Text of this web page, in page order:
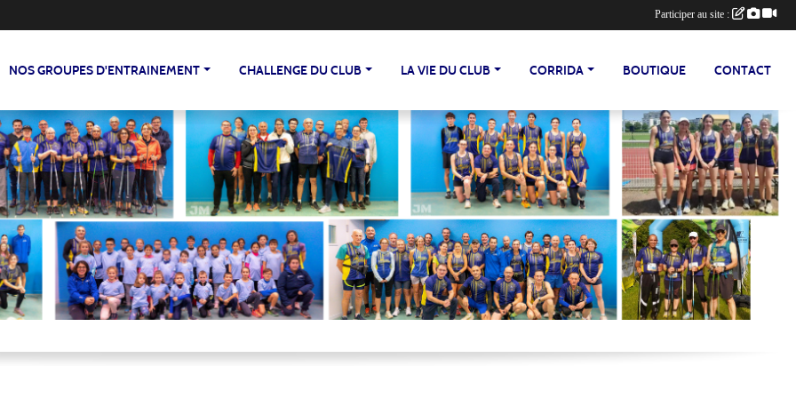
NOS GROUPES D'ENTRAINEMENT CHALLENGE DU CLUB LA VIE DU CLUB CORRIDA BOUTIQUE CONTACT
Participer au site :